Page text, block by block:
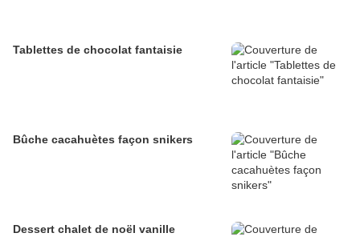
Tablettes de chocolat fantaisie
Bûche cacahuètes façon snikers
Dessert chalet de noël vanille